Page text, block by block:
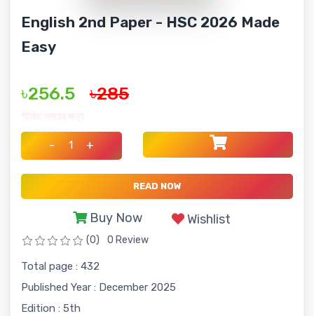
English 2nd Paper - HSC 2026 Made
Easy
৳256.5 ৳285
- +
READ NOW
Buy Now Wishlist
(0) 0 Review
Total page : 432
Published Year : December 2025
Edition : 5th